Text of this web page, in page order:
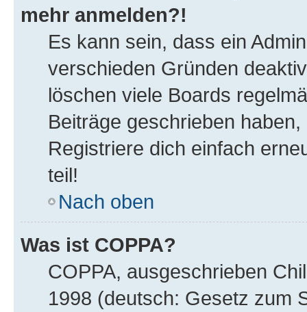
mehr anmelden?!
Es kann sein, dass ein
verschieden Gründen
löschen viele Boards
Beiträge geschrieben
Registriere dich einfach
teil!
Nach oben
Was ist COPPA?
COPPA, ausgeschrieben
1998 (deutsch: Gesetz zum